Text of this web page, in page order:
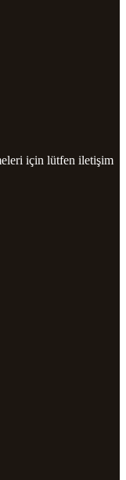
için lütfen iletişim